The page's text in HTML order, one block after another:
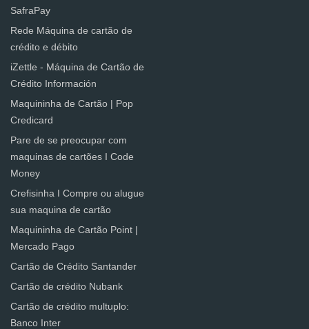
SafraPay
Rede Máquina de cartão de
crédito e débito
iZettle - Máquina de Cartão de
Crédito Información
Maquininha de Cartão | Pop
Credicard
Pare de se preocupar com
maquinas de cartões I Code
Money
Crefisinha I Compre ou alugue
sua maquina de cartão
Maquininha de Cartão Point |
Mercado Pago
Cartão de Crédito Santander
Cartão de crédito Nubank
Cartão de crédito multuplo:
Banco Inter